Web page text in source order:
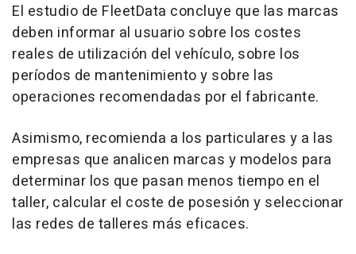
El estudio de FleetData concluye que las marcas
deben informar al usuario sobre los costes
reales de utilización del vehículo, sobre los
períodos de mantenimiento y sobre las
operaciones recomendadas por el fabricante.
Asimismo, recomienda a los particulares y a las
empresas que analicen marcas y modelos para
determinar los que pasan menos tiempo en el
taller, calcular el coste de posesión y seleccionar
las redes de talleres más eficaces.